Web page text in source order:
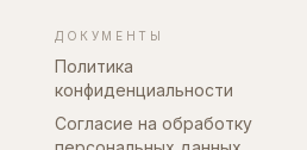
ДОКУМЕНТЫ
Политика
конфиденциальности
Согласие на обработку